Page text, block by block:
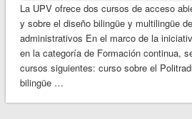
La UPV ofrece dos cursos de acceso
y sobre el diseño bilingüe y multilingüe
administrativos En el marco de la
en la categoría de Formación continua,
cursos siguientes: curso sobre el
bilingüe …